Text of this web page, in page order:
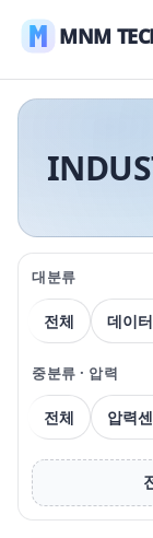
MNM
대분류
전체 데이
중분류 · 압력
전체 압력